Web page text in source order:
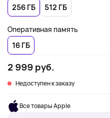
256 ГБ
512 ГБ
Оперативная память
16 ГБ
2 999 руб.
Недоступен к заказу
Все товары Apple